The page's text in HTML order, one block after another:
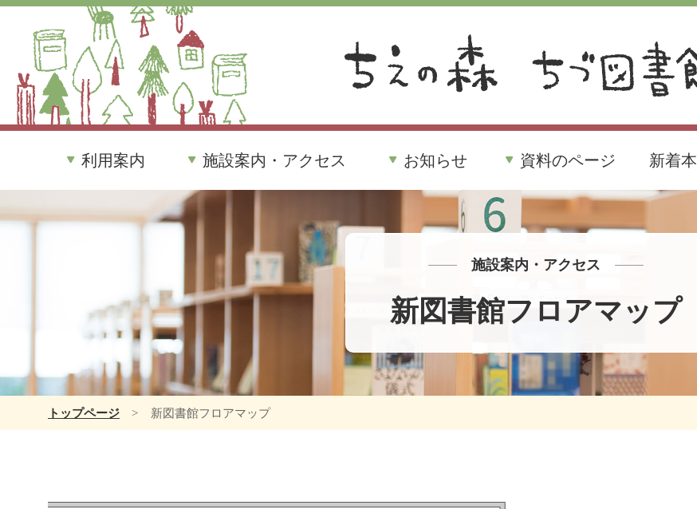
利用案内 施設案内・アクセス お知らせ 資料のページ 新着本
施設案内・アクセス
新図書館フロアマップ
トップページ 新図書館フロアマップ